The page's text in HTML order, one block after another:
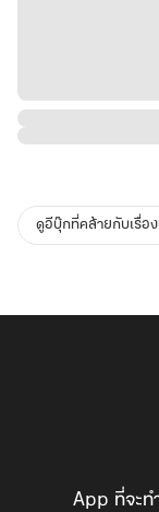
ดูอีบุ๊กที่คล้ายกับเรื่อ
App ที่จะท